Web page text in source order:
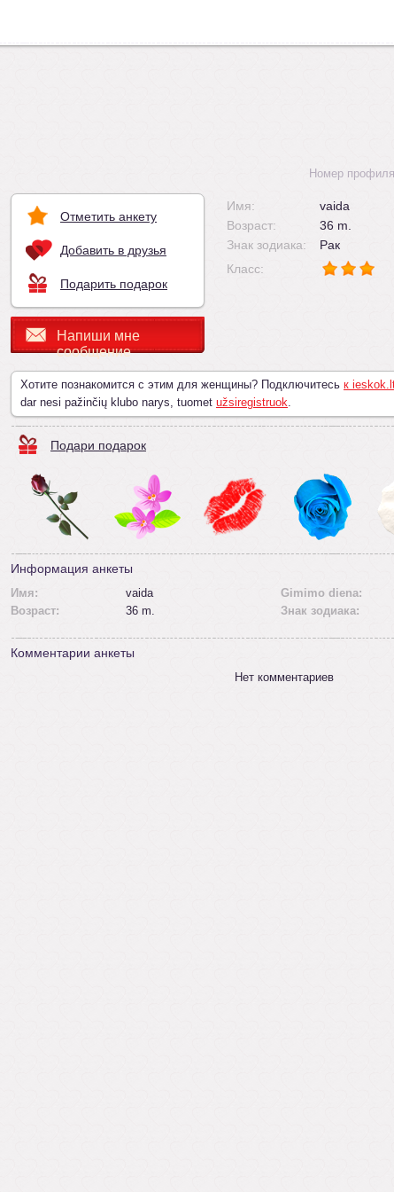
Отметить анкету
Добавить в друзья
Подарить подарок
Напиши мне
сообщение
Номер
Имя:
vaida
Возраст:
36 m.
Знак зодиака:
Рак
Класс:
Хотите познакомится с этим для женщины? Подключитесь к
dar nesi pažinčių klubo narys, tuomet užsiregistruok.
Подари подарок
Информация анкеты
Имя:
vaida
Возраст:
36 m.
Gimimo diena:
Знак зодиака:
Комментарии анкеты
Нет комментариев